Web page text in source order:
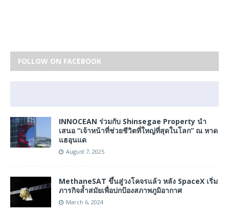
FOLLOW ON FACEBOOK
INNOCEAN ร่วมกับ Shinsegae Property นำ
เสนอ “เจ้าหน้าที่ช่วยชีวิตที่ใหญ่ที่สุดในโลก” ณ หาด
แฮอุนแด
August 7, 2025
MethaneSAT ขึ้นสู่วงโคจรแล้ว หลัง SpaceX เริ่ม
ภารกิจล้ำสมัยเพื่อปกป้องสภาพภูมิอากาศ
March 6, 2024